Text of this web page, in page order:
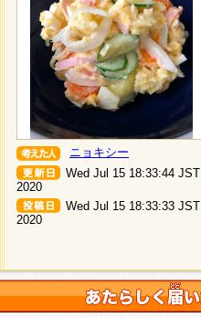
ニョキシー
Wed Jul 15 18:33:44 JST
2020
Wed Jul 15 18:33:33 JST
2020